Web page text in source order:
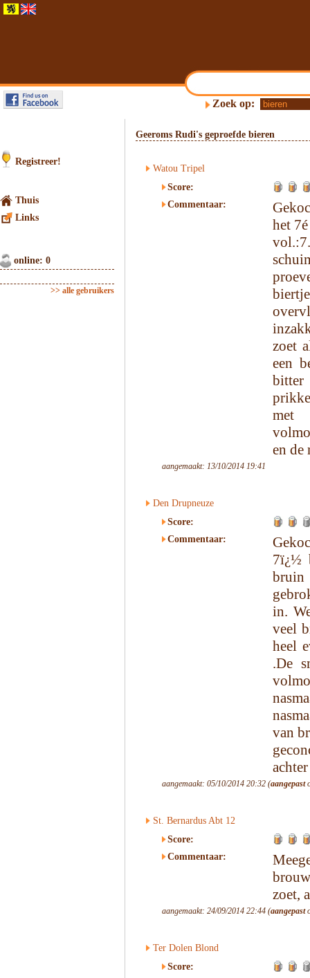
Zoek op:
Registreer!
Thuis
Links
online: 0
>> alle gebruikers
Geeroms Rudi's geproefde bieren
Watou Tripel
Score:
Commentaar:
het
zoet
een
bitter
met
en de
aangemaakt: 13/10/2014 19:41
Den Drupneuze
Score:
Commentaar:
7ï¿½
in.
veel
heel
.De
van
aangemaakt: 05/10/2014 20:32 (aangepast
St. Bernardus Abt 12
Score:
Commentaar:
zoet,
aangemaakt: 24/09/2014 22:44 (aangepast
Ter Dolen Blond
Score: